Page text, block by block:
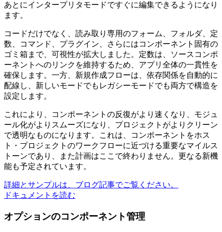
あとにインタープリタモードですぐに編集できるようになり
ます。
コードだけでなく、読み取り専用のフォーム、フォルダ、定
数、コマンド、プラグイン、さらにはコンポーネント固有の
ゴミ箱まで、可視性が拡大しました。定数は、ソースコンポ
ーネントへのリンクを維持するため、アプリ全体の一貫性を
確保します。一方、新規作成フローは、依存関係を自動的に
配線し、新しいモードでもレガシーモードでも両方で構造を
設定します。
これにより、コンポーネントの反復がより速くなり、モジュ
ール化がよりスムーズになり、プロジェクトがよりクリーン
で透明なものになります。これは、コンポーネントをホス
ト・プロジェクトのワークフローに近づける重要なマイルス
トーンであり、また計画はここで終わりません。更なる新機
能も予定されています。
詳細とサンプルは、ブログ記事でご覧ください。
ドキュメントを読む
オプションのコンポーネント管理